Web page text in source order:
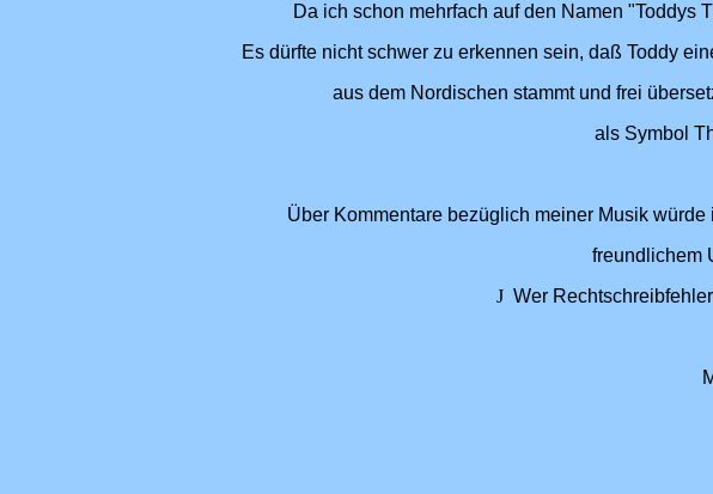
Da ich schon mehrfach auf den Namen "Toddys
Es dürfte nicht schwer zu erkennen sein, daß Toddy
aus dem Nordischen stammt und frei
als Symbol
Über Kommentare bezüglich meiner Musik
freundlichem
J Wer